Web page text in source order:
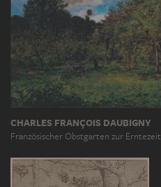
CHARLES FRANÇOIS DAUBIGNY
Französischer Obstgarten zur